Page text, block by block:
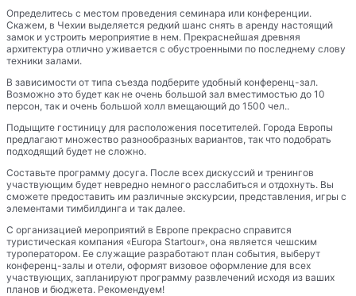
Определитесь с местом проведения семинара или конференции.
Скажем, в Чехии выделяется редкий шанс снять в аренду настоящий
замок и устроить мероприятие в нем. Прекраснейшая древняя
архитектура отлично уживается с обустроенными по последнему слову
техники залами.
В зависимости от типа съезда подберите удобный конференц-зал.
Возможно это будет как не очень большой зал вместимостью до 10
персон, так и очень большой холл вмещающий до 1500 чел..
Подыщите гостиницу для расположения посетителей. Города Европы
предлагают множество разнообразных вариантов, так что подобрать
подходящий будет не сложно.
Составьте программу досуга. После всех дискуссий и тренингов
участвующим будет невредно немного расслабиться и отдохнуть. Вы
сможете предоставить им различные экскурсии, представления, игры с
элементами тимбилдинга и так далее.
С организацией мероприятий в Европе прекрасно справится
туристическая компания «Europa Startour», она является чешским
туроператором. Ее служащие разработают план события, выберут
конференц-залы и отели, оформят визовое оформление для всех
участвующих, запланируют программу развлечений исходя из ваших
планов и бюджета. Рекомендуем!